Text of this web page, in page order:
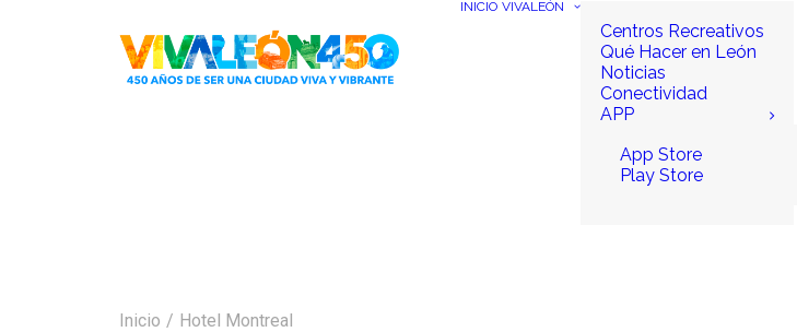
INICIO VIVALEÓN
Centros Recreativos
Qué Hacer en León
Noticias
Conectividad
APP
App Store
Play Store
Inicio Hotel Montreal